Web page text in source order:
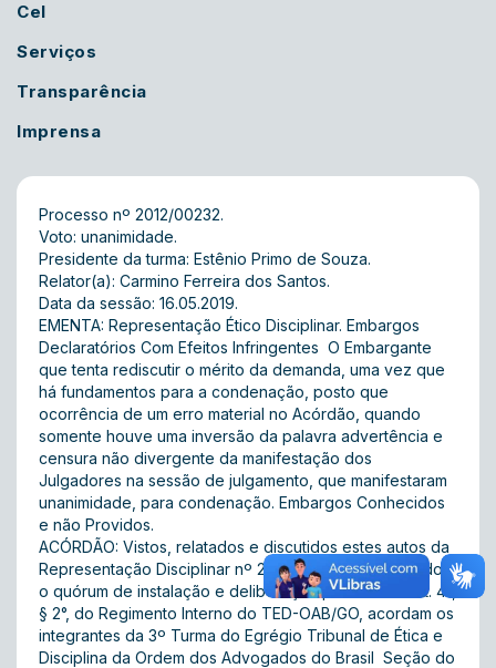
Cel
Serviços
Transparência
Imprensa
Processo nº 2012/00232.
Voto: unanimidade.
Presidente da turma: Estênio Primo de Souza.
Relator(a): Carmino Ferreira dos Santos.
Data da sessão: 16.05.2019.
EMENTA: Representação Ético Disciplinar. Embargos
Declaratórios Com Efeitos Infringentes  O Embargante
que tenta rediscutir o mérito da demanda, uma vez que
há fundamentos para a condenação, posto que
ocorrência de um erro material no Acórdão, quando
somente houve uma inversão da palavra advertência e
censura não divergente da manifestação dos
Julgadores na sessão de julgamento, que manifestaram
unanimidade, para condenação. Embargos Conhecidos
e não Providos.
ACÓRDÃO: Vistos, relatados e discutidos estes autos da
Representação Disciplinar nº 2012/00232 e obedecidos
o quórum de instalação e deliberação previsto no art. 41,
§ 2°, do Regimento Interno do TED-OAB/GO, acordam os
integrantes da 3º Turma do Egrégio Tribunal de Ética e
Disciplina da Ordem dos Advogados do Brasil  Seção do